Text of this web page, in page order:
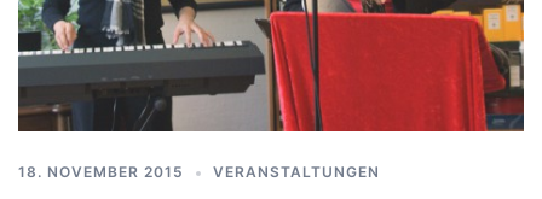
18. NOVEMBER 2015 VERANSTALTUNGEN